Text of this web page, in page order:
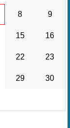
8 9
15 16
22 23
29 30